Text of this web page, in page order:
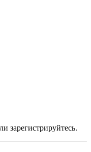
зарегистрируйтесь.